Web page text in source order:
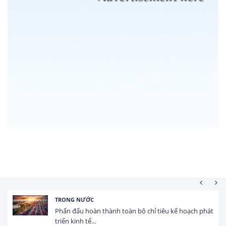
phát
HOẠT ĐỘNG ĐẦU TƯ
Tổng vốn FDI đăng ký vào Việt Nam đạt gần 25
USD trong 5 tháng...